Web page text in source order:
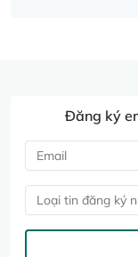
Đăng ký
Loại tin đăng ký